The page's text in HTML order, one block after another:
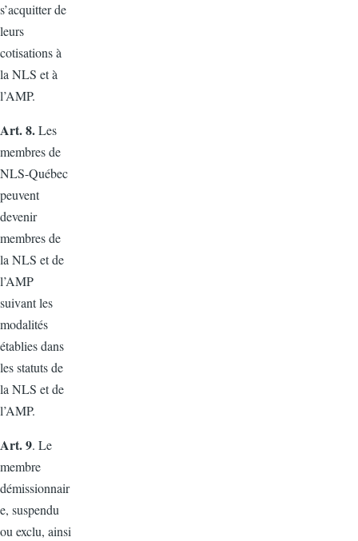
s’acquitter de
leurs
cotisations à
la NLS et à
l’AMP.
Art. 8.Les
membres de
NLS-Québec
peuvent
devenir
membres de
la NLS et de
l’AMP
suivant les
modalités
établies dans
les statuts de
la NLS et de
l’AMP.
Art. 9. Le
membre
démissionnair
e, suspendu
ou exclu, ainsi